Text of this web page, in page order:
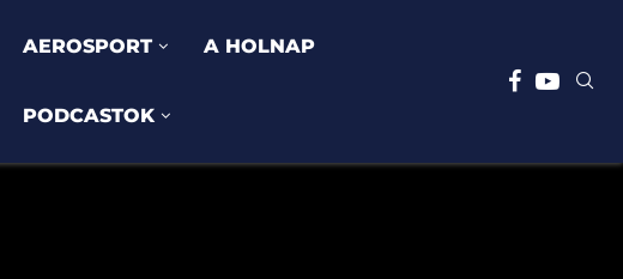
AEROSPORT A HOLNAP
PODCASTOK